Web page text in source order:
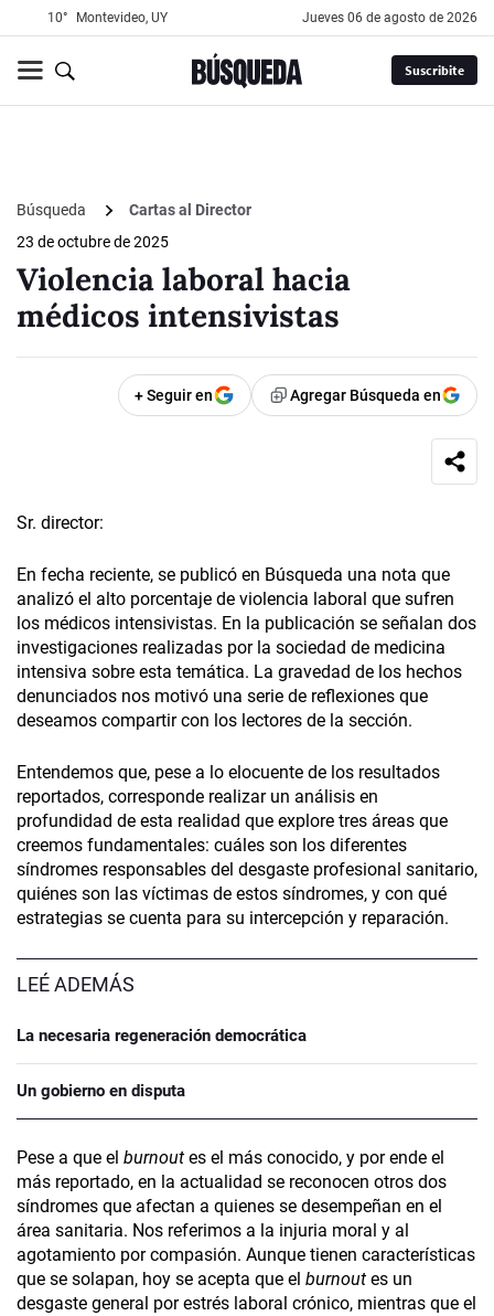
10° Montevideo, UY jueves 06 de agosto de 2026
Suscribite
Búsqueda
Cartas al Director
23 de octubre de 2025
Violencia laboral hacia
médicos intensivistas
+ Seguir en Agregar Búsqueda en
Sr. director:
En fecha reciente, se publicó en Búsqueda una nota que
analizó el alto porcentaje de violencia laboral que sufren
los médicos intensivistas. En la publicación se señalan dos
investigaciones realizadas por la sociedad de medicina
intensiva sobre esta temática. La gravedad de los hechos
denunciados nos motivó una serie de reflexiones que
deseamos compartir con los lectores de la sección.
Entendemos que, pese a lo elocuente de los resultados
reportados, corresponde realizar un análisis en
profundidad de esta realidad que explore tres áreas que
creemos fundamentales: cuáles son los diferentes
síndromes responsables del desgaste profesional sanitario,
quiénes son las víctimas de estos síndromes, y con qué
estrategias se cuenta para su intercepción y reparación.
LEÉ ADEMÁS
La necesaria regeneración democrática
Un gobierno en disputa
Pese a que el burnout es el más conocido, y por ende el
más reportado, en la actualidad se reconocen otros dos
síndromes que afectan a quienes se desempeñan en el
área sanitaria. Nos referimos a la injuria moral y al
agotamiento por compasión. Aunque tienen características
que se solapan, hoy se acepta que el burnout es un
desgaste general por estrés laboral crónico, mientras que el